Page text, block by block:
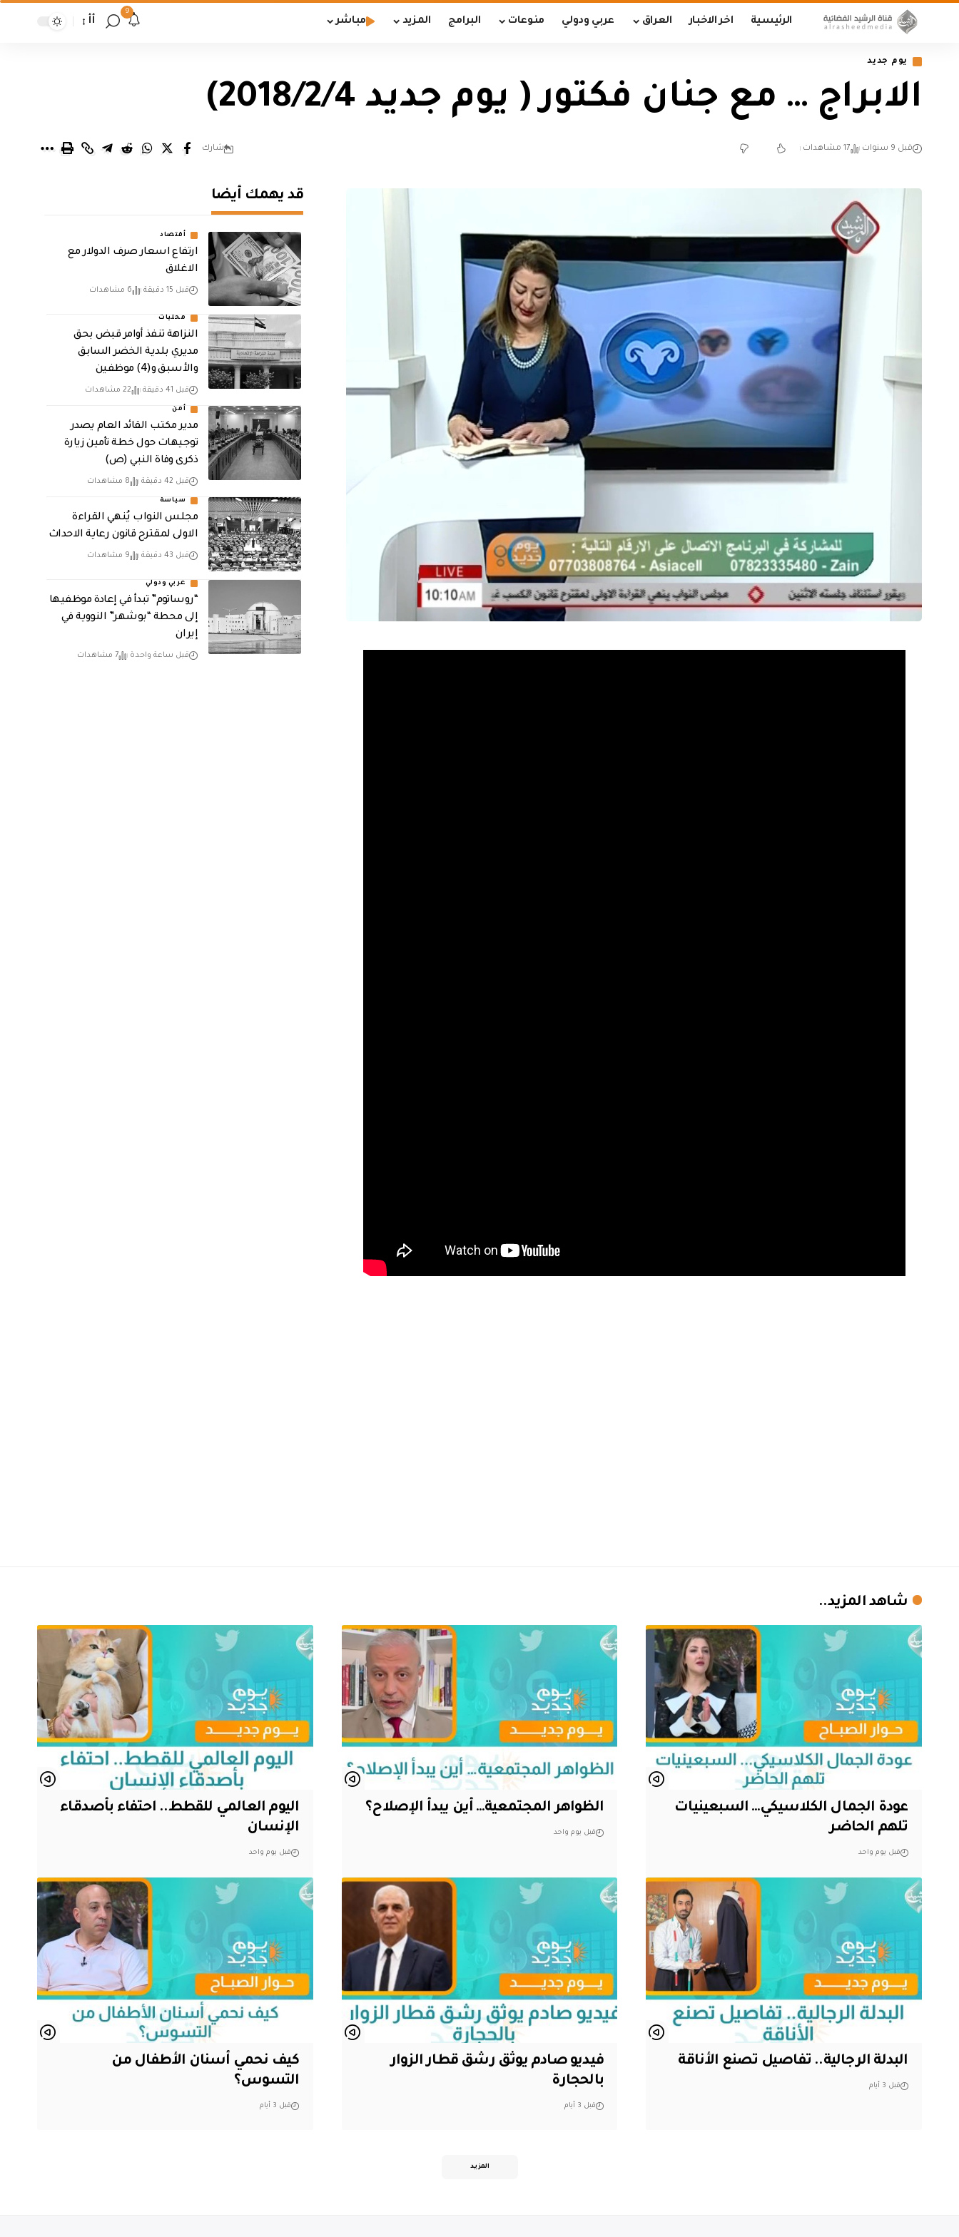
الرئيسية اخر الاخبار العراق عربي ودولي منوعات البرامج المزيد مباشر
9
أأ
يوم جديد
الابراج … مع جنان فكتور ( يوم جديد 2018/2/4)
قبل 9 سنوات 17 مشاهدات شارك
قد يهمك أيضا
أقتصاد
ارتفاع اسعار صرف الدولار مع
الاغلاق
قبل 15 دقيقة 6 مشاهدات
محليات
النزاهة تنفذ أوامر قبض بحق
مديري بلدية الخضر السابق
والأسبق و(4) موظفين
قبل 41 دقيقة 22 مشاهدات
أمن
مدير مكتب القائد العام يصدر
توجيهات حول خطة تأمين زيارة
ذكرى وفاة النبي (ص)
قبل 42 دقيقة 8 مشاهدات
سياسة
مجلس النواب يُنهي القراءة
الاولى لمقترح قانون رعاية الاحداث
قبل 43 دقيقة 9 مشاهدات
عربي ودولي
“روساتوم” تبدأ في إعادة موظفيها
إلى محطة “بوشهر” النووية في
إيران
قبل ساعة واحدة 7 مشاهدات
شاهد المزيد..
عودة الجمال الكلاسيكي… السبعينيات
تلهم الحاضر
قبل يوم واحد
الظواهر المجتمعية… أين يبدأ الإصلاح؟
قبل يوم واحد
اليوم العالمي للقطط.. احتفاء بأصدقاء
الإنسان
قبل يوم واحد
البدلة الرجالية.. تفاصيل تصنع الأناقة
قبل 3 أيام
فيديو صادم يوثق رشق قطار الزوار
بالحجارة
قبل 3 أيام
كيف نحمي أسنان الأطفال من
التسوس؟
قبل 3 أيام
المزيد